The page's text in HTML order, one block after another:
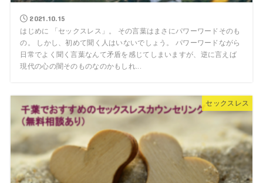
2021.10.15
はじめに 「セックスレス」。 その言葉はまさにパワーワードそのも
の。 しかし、初めて聞く人はいないでしょう。 パワーワードながら
日常でよく聞く言葉なんて矛盾を感じてしまいますが、逆に言えば
現代の心の闇そのものなのかもしれ...
セックスレス